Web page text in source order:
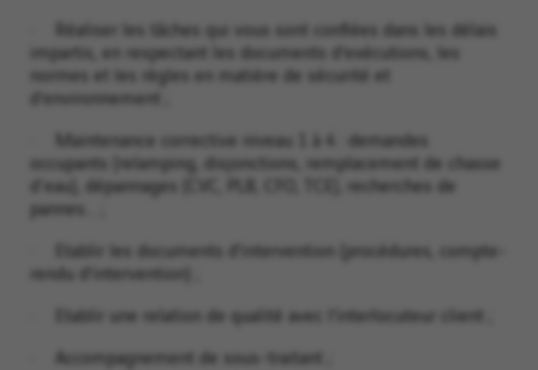
· Réaliser les tâches qui vous sont confiées dans les délais
impartis, en respectant les documents d’exécutions, les
normes et les règles en matière de sécurité et
d’environnement ;
· Maintenance corrective niveau 1 à 4 : demandes
occupants (relamping, disjonctions, remplacement de chasse
d'eau), dépannages (CVC, PLB, CFO, TCE), recherches de
pannes… ;
· Etablir les documents d’intervention (procédures, compte-
rendu d’intervention) ;
· Etablir une relation de qualité avec l’interlocuteur client ;
· Accompagnement de sous-traitant ;